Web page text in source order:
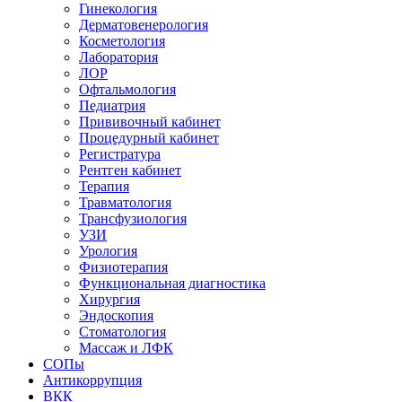
Гинекология
Дерматовенерология
Косметология
Лаборатория
ЛОР
Офтальмология
Педиатрия
Прививочный кабинет
Процедурный кабинет
Регистратура
Рентген кабинет
Терапия
Травматология
Трансфузиология
УЗИ
Урология
Физиотерапия
Функциональная диагностика
Хирургия
Эндоскопия
Стоматология
Массаж и ЛФК
СОПы
Антикоррупция
ВКК